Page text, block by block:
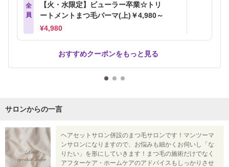
全
員
【火・水限定】ビューラー卒業☆トリ
ートメントまつ毛パーマ(上)￥4,980～
¥4,980
おすすめクーポンをもっと見る
サロンからの一言
ヘアセットサロン併設のまつ毛サロンです！マンツーマ
ンサロンになりますので、お悩みも細かくお伺いし「な
りたい」を形にしていきます！まつ毛の施術だけでなく
アフターケア・ホームケアのアドバイスもしっかりさせ